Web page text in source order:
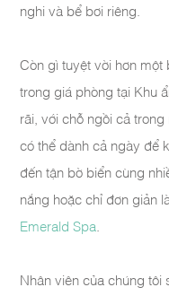
nghi và bể bơi riêng.
Còn gì tuyệt vời hơn
trong giá phòng tại Khu
rãi, với chỗ ngồi cả
có thể dành cả ngày để
đến tận bờ biển cùng
nắng hoặc chỉ đơn giản
Emerald Spa
Nhân viên của chúng